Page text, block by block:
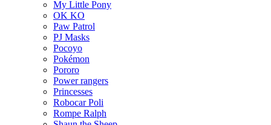
My Little Pony
OK KO
Paw Patrol
PJ Masks
Pocoyo
Pokémon
Pororo
Power rangers
Princesses
Robocar Poli
Rompe Ralph